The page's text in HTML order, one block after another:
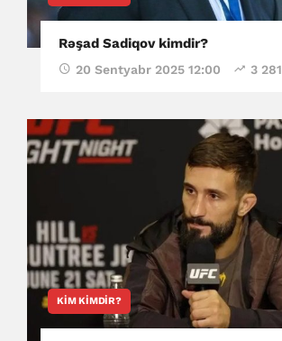
Rəşad Sadiqov kimdir?
20 Sentyabr 2025 12:00 3 281
KIM KIMDIR?